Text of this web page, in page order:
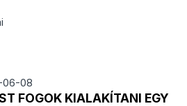
06-08
FOGOK KIALAKÍTANI EGY